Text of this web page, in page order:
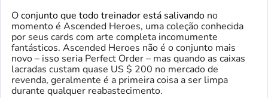
Oconjunto que todo treinador está salivando no
momento é Ascended Heroes, uma coleção conhecida
por seus cards com arte completa incomumente
fantásticos. Ascended Heroes não é o conjunto mais
novo – isso seria Perfect Order – mas quando as caixas
lacradas custam quase US $ 200 no mercado de
revenda, geralmente é a primeira coisa a ser limpa
durante qualquer reabastecimento.